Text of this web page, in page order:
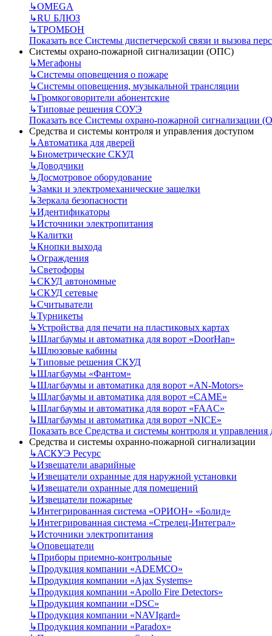
↳OMEGA
↳RU БЛЮЗ
↳ТРОМБОН
Показать все Системы диспетчерской связи и вызова
Системы охрано-пожарной сигнализации (ОПС)
↳Мегафоны
↳Системы оповещения о пожаре
↳Системы оповещения, музыкальной трансляции
↳Громкоговорители абонентские
↳Типовые решения СОУЭ
Показать все Системы охрано-пожарной сигнализации
Средства и системы контроля и управления доступом
↳Автоматика для дверей
↳Биометрические СКУД
↳Доводчики
↳Досмотровое оборудование
↳Замки и электромеханические защелки
↳Зеркала безопасности
↳Идентификаторы
↳Источники электропитания
↳Калитки
↳Кнопки выхода
↳Ограждения
↳Светофоры
↳СКУД автономные
↳СКУД сетевые
↳Считыватели
↳Турникеты
↳Устройства для печати на пластиковых картах
↳Шлагбаумы и автоматика для ворот «DoorHan»
↳Шлюзовые кабины
↳Типовые решения СКУД
↳Шлагбаумы «Фантом»
↳Шлагбаумы и автоматика для ворот «AN-Motors»
↳Шлагбаумы и автоматика для ворот «CAME»
↳Шлагбаумы и автоматика для ворот «FAAC»
↳Шлагбаумы и автоматика для ворот «NICE»
Показать все Средства и системы контроля и управления
Средства и системы охранно-пожарной сигнализации
↳АСКУЭ Ресурс
↳Извещатели аварийные
↳Извещатели охранные для наружной установки
↳Извещатели охранные для помещений
↳Извещатели пожарные
↳Интегрированная система «ОРИОН» «Болид»
↳Интегрированная система «Стрелец-Интеграл»
↳Источники электропитания
↳Оповещатели
↳Приборы приемно-контрольные
↳Продукция компании «ADEMCO»
↳Продукция компании «Ajax Systems»
↳Продукция компании «Apollo Fire Detectors»
↳Продукция компании «DSC»
↳Продукция компании «NAVIgard»
↳Продукция компании «Paradox»